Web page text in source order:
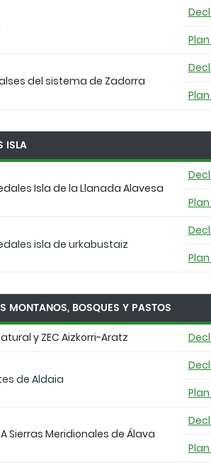
del sistema de Zadorra
ISLA
Isla de la Llanada Alavesa
isla de urkabustaiz
MONTANOS, BOSQUES Y PASTOS
y ZEC Aizkorri-Aratz
de Aldaia
Sierras Meridionales de Álava